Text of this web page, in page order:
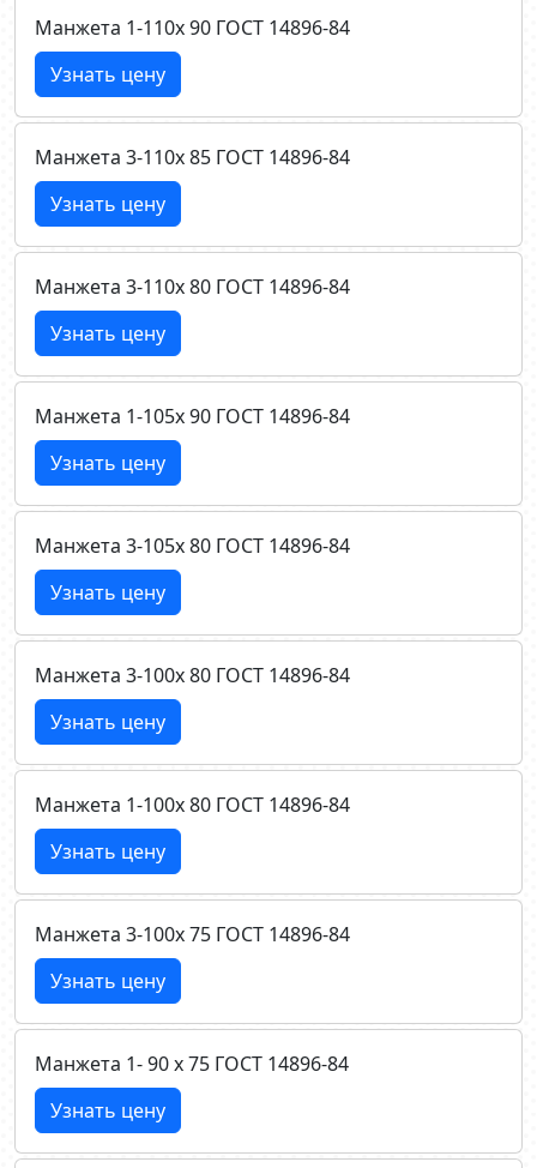
Манжета 1-110х 90 ГОСТ 14896-84
Узнать цену
Манжета 3-110х 85 ГОСТ 14896-84
Узнать цену
Манжета 3-110х 80 ГОСТ 14896-84
Узнать цену
Манжета 1-105х 90 ГОСТ 14896-84
Узнать цену
Манжета 3-105х 80 ГОСТ 14896-84
Узнать цену
Манжета 3-100х 80 ГОСТ 14896-84
Узнать цену
Манжета 1-100х 80 ГОСТ 14896-84
Узнать цену
Манжета 3-100х 75 ГОСТ 14896-84
Узнать цену
Манжета 1- 90 х 75 ГОСТ 14896-84
Узнать цену